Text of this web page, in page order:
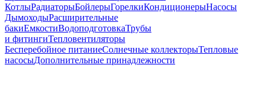
КотлыРадиаторыБойлерыГорелкиКондиционерыНасосы
ДымоходыРасширительные
бакиЕмкостиВодоподготовкаТрубы
и фитингиТепловентиляторы
Бесперебойное питаниеСолнечные коллекторыТепловые
насосыДополнительные принадлежности